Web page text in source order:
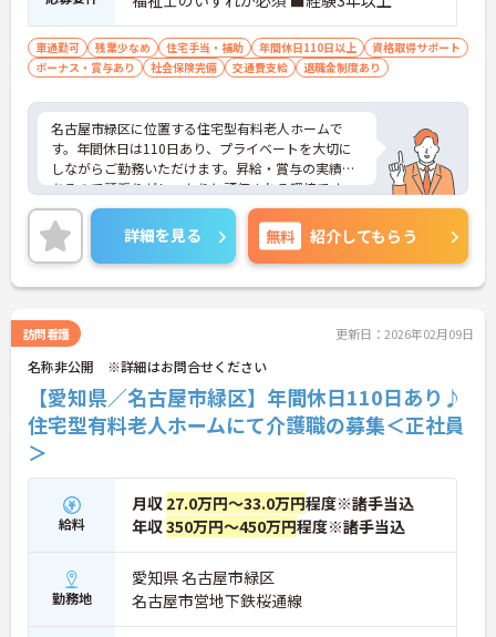
車通勤可 残業少なめ 住宅手当・補助 年間休日110日以上
資格取得サポート
ボーナス・賞与あり
社会保険完備 交通費支給 退職金制度あり
名古屋市緑区に位置する住宅型有料老人ホームで
す。年間休日は110日あり、プライベートを大切に
しながらご勤務いただけます。昇給・賞与の実績も
あるので頑張りがしっかりと評価される環境です。
ご興味をお持ちの方はお気軽にお問い合わせくださ
い。
詳細を見る 無料 紹介してもらう
訪問看護 更新日：2026年02月09日
名称非公開 ※詳細はお問合せください
【愛知県／名古屋市緑区】年間休日110日あり♪
住宅型有料老人ホームにて介護職の募集＜正社員
＞
給料
月収 27.0万円～33.0万円程度※諸手当込
年収350万円～450万円程度※諸手当込
勤務地
愛知県 名古屋市緑区
名古屋市営地下鉄桜通線